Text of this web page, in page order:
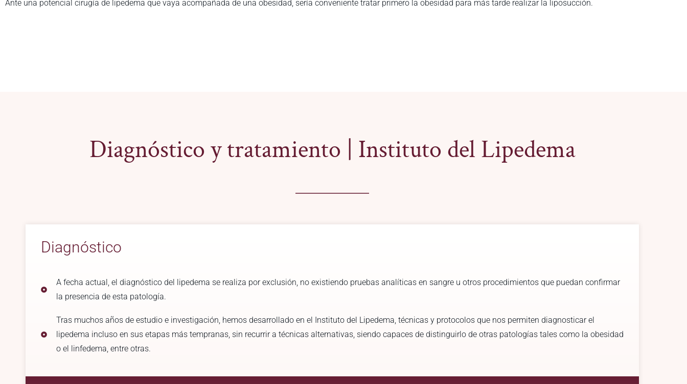
Ante una potencial cirugía de lipedema que vaya acompañada de una obesidad, sería conveniente tratar primero la obesidad para más tarde realizar la liposucción.
Diagnóstico y tratamiento | Instituto del Lipedema
Diagnóstico
A fecha actual, el diagnóstico del lipedema se realiza por exclusión, no existiendo pruebas analíticas en sangre u otros procedimientos que puedan confirmar
la presencia de esta patología.
Tras muchos años de estudio e investigación, hemos desarrollado en el Instituto del Lipedema, técnicas y protocolos que nos permiten diagnosticar el
lipedema incluso en sus etapas más tempranas, sin recurrir a técnicas alternativas, siendo capaces de distinguirlo de otras patologías tales como la obesidad
o el linfedema, entre otras.